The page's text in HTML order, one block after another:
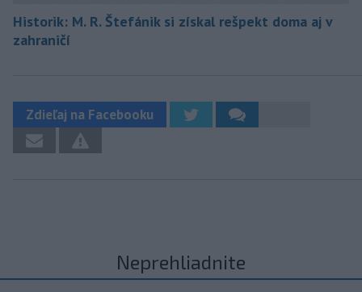
Historik: M. R. Štefánik si získal rešpekt doma aj v
zahraničí
Zdieľaj na Facebooku
Neprehliadnite